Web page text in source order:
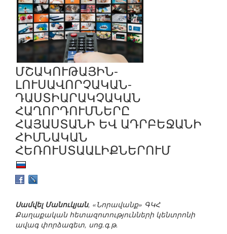
ՄՇԱԿՈՒԹԱՅԻՆ-
ԼՈՒՍԱՎՈՐՉԱԿԱՆ-
ԴԱՍՏԻԱՐԱԿՉԱԿԱՆ
ՀԱՂՈՐԴՈՒՄՆԵՐԸ
ՀԱՅԱՍՏԱՆԻ ԵՎ ԱԴՐԲԵՋԱՆԻ
ՀԻՄՆԱԿԱՆ
ՀԵՌՈՒՍՏԱԱԼԻՔՆԵՐՈՒՄ
Սամվել Մանուկյան, «Նորավանք» ԳԿՀ
Քաղաքական հետազոտությունների կենտրոնի
ավագ փորձագետ, սոց.գ.թ.